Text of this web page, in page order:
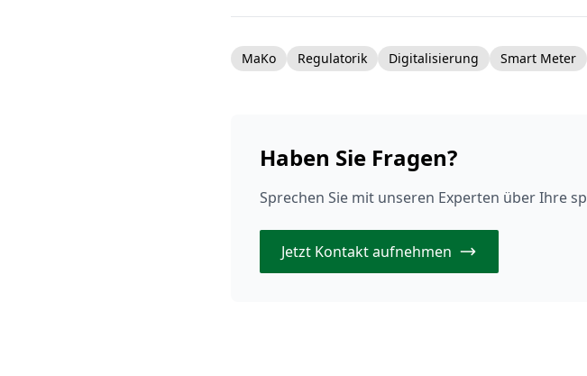
MaKo Regulatorik Digitalisierung Smart Meter
Haben Sie Fragen?
Sprechen Sie mit unseren Experten über Ihre
Jetzt Kontakt aufnehmen